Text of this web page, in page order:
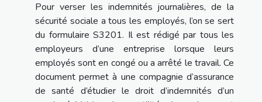
Pour verser les indemnités journalières, de la
sécurité sociale a tous les employés, l’on se sert
du formulaire S3201. Il est rédigé par tous les
employeurs d’une entreprise lorsque leurs
employés sont en congé ou a arrêté le travail. Ce
document permet à une compagnie d’assurance
de santé d’étudier le droit d’indemnités d’un